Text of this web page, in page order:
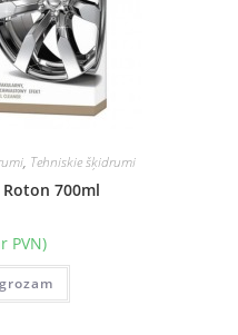
, Tehniskie šķidrumi
700ml
PVN)